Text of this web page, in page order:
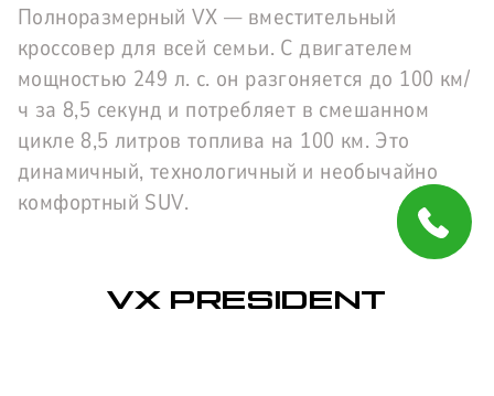
Полноразмерный VX — вместительный
кроссовер для всей семьи. С двигателем
мощностью 249 л. с. он разгоняется до 100 км/
ч за 8,5 секунд и потребляет в смешанном
цикле 8,5 литров топлива на 100 км. Это
динамичный, технологичный и необычайно
комфортный SUV.
VX PRESIDENT